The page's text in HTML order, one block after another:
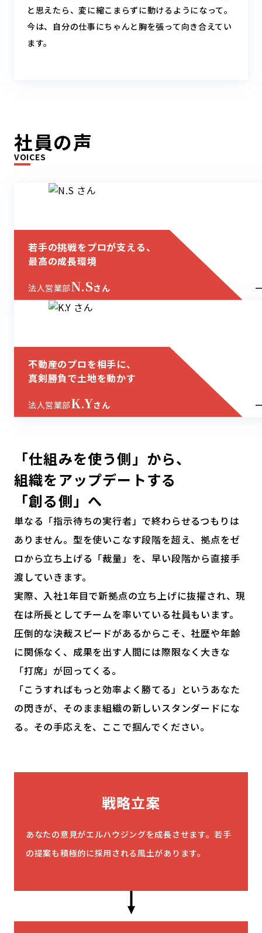
と思えたら、変に縮こまらずに動けるようになって。
今は、自分の仕事にちゃんと胸を張って向き合えてい
ます。
社員の声
VOICES
若手の挑戦をプロが支える、
最高の成長環境
法人営業部N.Sさん
不動産のプロを相手に、
真剣勝負で土地を動かす
法人営業部K.Yさん
「仕組みを使う側」から、
組織をアップデートする
「創る側」へ
単なる「指示待ちの実行者」で終わらせるつもりは
ありません。型を使いこなす段階を超え、拠点をゼ
ロから立ち上げる「裁量」を、早い段階から直接手
渡していきます。
実際、入社1年目で新拠点の立ち上げに抜擢され、現
在は所長としてチームを率いている社員もいます。
圧倒的な決裁スピードがあるからこそ、社歴や年齢
に関係なく、成果を出す人間には際限なく大きな
「打席」が回ってくる。
「こうすればもっと効率よく勝てる」というあなた
の閃きが、そのまま組織の新しいスタンダードにな
る。その手応えを、ここで掴んでください。
戦略立案
あなたの意見がエルハウジングを成長させます。若手
の提案も積極的に採用される風土があります。